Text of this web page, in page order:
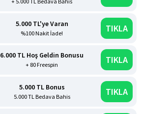
5.000 TL'ye Varan
%100 Nakit İade! TIKLA
6.000 TL Hoş Geldin Bonusu
+ 80 Freespin TIKLA
5.000 TL Bonus
5.000 TL Bedava Bahis TIKLA